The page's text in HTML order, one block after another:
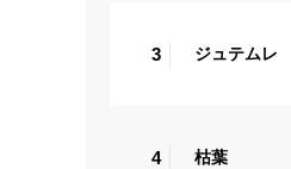
3 ジュテムレ
4 枯葉